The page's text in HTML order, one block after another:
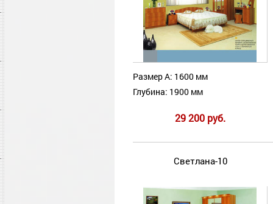
Размер А: 1600 мм
Глубина: 1900 мм
29 200 руб.
Светлана-10